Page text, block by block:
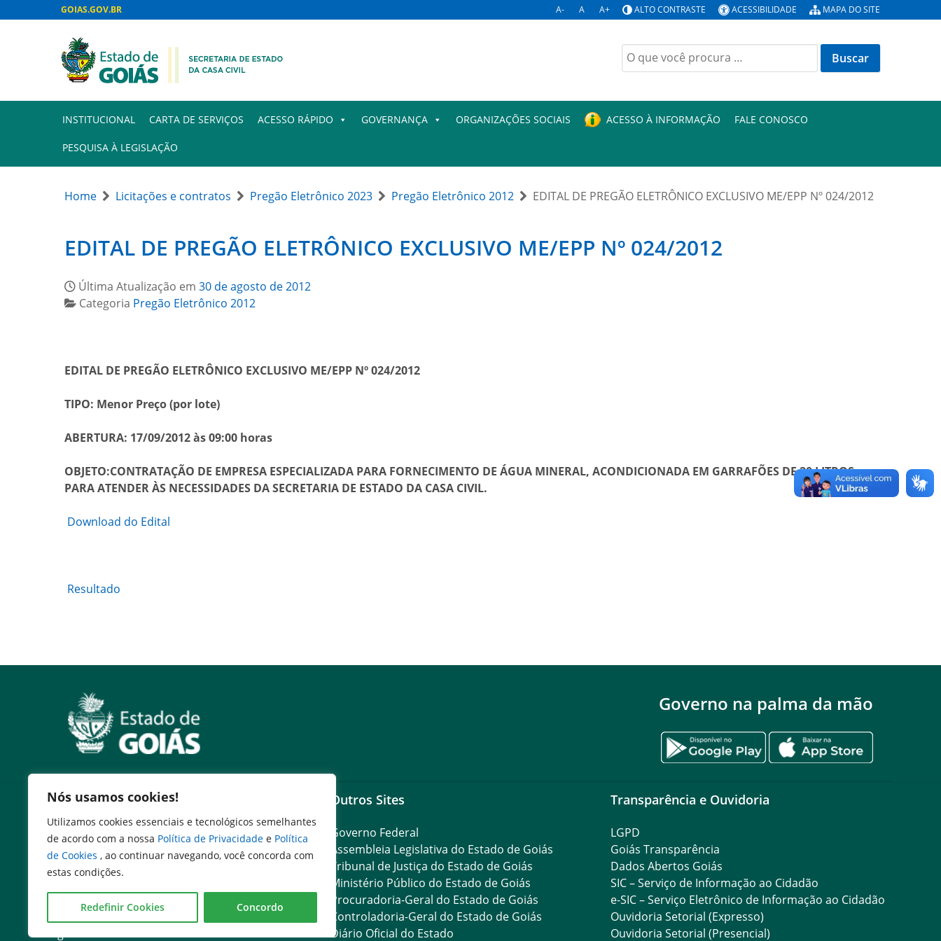
Nós usamos cookies!
Utilizamos cookies essenciais e tecnológicos semelhantes
de acordo com a nossa Política de Privacidade e Política
de Cookies , ao continuar navegando, você concorda com
estas condições.
Redefinir Cookies Concordo
GOIAS.GOV.BR A- A A+ ALTO CONTRASTE ACESSIBILIDADE MAPA DO SITE
Buscar
por:
INSTITUCIONAL CARTA DE SERVIÇOS ACESSO RÁPIDO GOVERNANÇA ORGANIZAÇÕES SOCIAIS ACESSO À INFORMAÇÃO FALE CONOSCO
PESQUISA À LEGISLAÇÃO
Home Licitações e contratos Pregão Eletrônico 2023 Pregão Eletrônico 2012 EDITAL DE PREGÃO ELETRÔNICO EXCLUSIVO ME/EPP Nº 024/2012
EDITAL DE PREGÃO ELETRÔNICO EXCLUSIVO ME/EPP Nº 024/2012
Última Atualização em 30 de agosto de 2012
Categoria Pregão Eletrônico 2012
EDITAL DE PREGÃO ELETRÔNICO EXCLUSIVO ME/EPP Nº 024/2012
TIPO: Menor Preço (por lote)
ABERTURA: 17/09/2012 às 09:00 horas
OBJETO:CONTRATAÇÃO DE EMPRESA ESPECIALIZADA PARA FORNECIMENTO DE ÁGUA MINERAL, ACONDICIONADA EM GARRAFÕES DE 20 LITROS,
PARA ATENDER ÀS NECESSIDADES DA SECRETARIA DE ESTADO DA CASA CIVIL.
Download do Edital
Resultado
Governo na palma da mão
Serviços
Expresso Goiás
Expresso Aplicações
Expresso Servidor
SEI Governadoria
Cadastro de Autoridades
Outros Sites
Governo Federal
Assembleia Legislativa do Estado de Goiás
Tribunal de Justiça do Estado de Goiás
Ministério Público do Estado de Goiás
Procuradoria-Geral do Estado de Goiás
Controladoria-Geral do Estado de Goiás
Diário Oficial do Estado
Transparência e Ouvidoria
LGPD
Goiás Transparência
Dados Abertos Goiás
SIC – Serviço de Informação ao Cidadão
e-SIC – Serviço Eletrônico de Informação ao Cidadão
Ouvidoria Setorial (Expresso)
Ouvidoria Setorial (Presencial)